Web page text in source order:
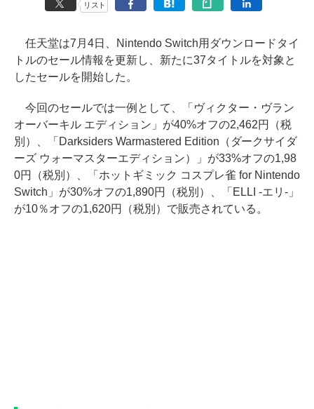
リスト
任天堂は7月4日、Nintendo Switch用ダウンロードタイ
トルのセール情報を更新し、新たに37タイトルを対象と
したセールを開始した。
今回のセールでは一例として、「ヴィクター・ヴラン
オーバーキル エディション」が40%オフの2,462円（税
別）、「Darksiders Warmastered Edition（ダークサイダ
ーズ ウォーマスターエディション）」が33%オフの1,98
0円（税別）、「ホットギミック コスプレ雀 for Nintendo
Switch」が30%オフの1,890円（税別）、「ELLI -エリ-」
が10％オフの1,620円（税別）で販売されている。